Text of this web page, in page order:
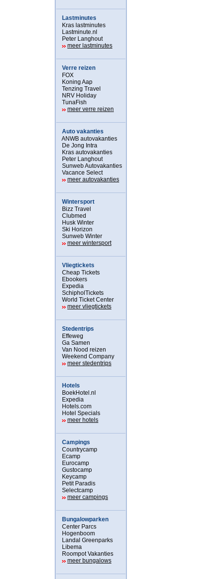
Lastminutes
Kras lastminutes
Lastminute.nl
Peter Langhout
meer lastminutes
Verre reizen
FOX
Koning Aap
Tenzing Travel
NRV Holiday
TunaFish
meer verre reizen
Auto vakanties
ANWB autovakanties
De Jong Intra
Kras autovakanties
Peter Langhout
Sunweb Autovakanties
Vacance Select
meer autovakanties
Wintersport
Bizz Travel
Clubmed
Husk Winter
Ski Horizon
Sunweb Winter
meer wintersport
Vliegtickets
Cheap Tickets
Ebookers
Expedia
SchipholTickets
World Ticket Center
meer vliegtickets
Stedentrips
Effeweg
Ga Samen
Van Nood reizen
Weekend Company
meer stedentrips
Hotels
BoekHotel.nl
Expedia
Hotels.com
Hotel Specials
meer hotels
Campings
Countrycamp
Ecamp
Eurocamp
Gustocamp
Keycamp
Petit Paradis
Selectcamp
meer campings
Bungalowparken
Center Parcs
Hogenboom
Landal Greenparks
Libema
Roompot Vakanties
meer bungalows